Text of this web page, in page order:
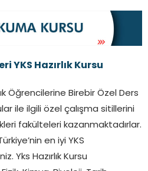
YKS Hazırlık Kursu
Öğrencilerine Birebir Özel Ders
ile ilgili özel çalışma sitillerini
fakülteleri kazanmaktadırlar.
en iyi YKS
Yks Hazırlık Kursu